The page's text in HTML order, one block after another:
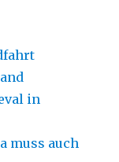
in
muss auch